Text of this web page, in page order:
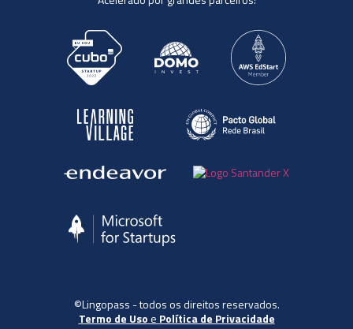
©Lingopass - todos os direitos reservados.
Termo de Uso e Política de Privacidade